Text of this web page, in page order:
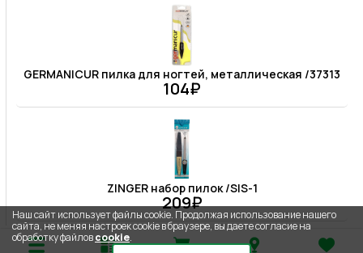
GERMANICUR пилка для ногтей, металлическая /37313
104₽
ZINGER набор пилок /SIS-1
209₽
Наш сайт использует файлы cookie. Продолжая использование нашего
сайта, не меняя настроек cookie в браузере, вы даете согласие на
обработку файловcookie.